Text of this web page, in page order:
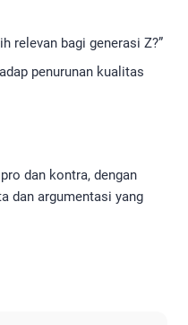
relevan bagi generasi Z?”
penurunan kualitas
dan kontra, dengan
dan argumentasi yang